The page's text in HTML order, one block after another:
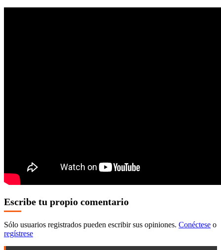
Escribe tu propio comentario
Sólo usuarios registrados pueden escribir sus opiniones. Conéctese o
regístrese